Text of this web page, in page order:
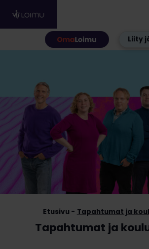
Liity
Tapahtumat ja
Etusivu Tapahtumat ja